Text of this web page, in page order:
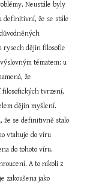
Neustále byly
definitivní, že se stále
rysech dějin filosofie
výslovným tématem: u
že
filosofických tvrzení,
dějin myšlení.
že se definitivně stalo
vtahuje do víru
do tohoto víru.
A to nikoli z
zakoušena jako